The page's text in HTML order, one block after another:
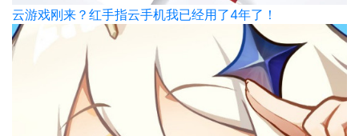
云游戏刚来？红手指云手机我已经用了4年了！